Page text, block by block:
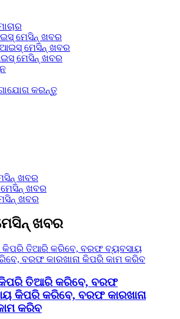
ମେସିନ୍ ଖବର
ମେସିନ୍ ଖବର
ମେସିନ୍ ଖବର
କରନ୍ତୁ
ଖବର
ଖବର
ଖବର
ଖବର
ତିଆରି କରିବେ, ବରଫ
କିପରି କରିବେ, ବରଫ କାରଖାନା
କରିବ